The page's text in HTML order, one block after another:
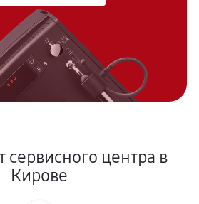
сервисного центра в
Кирове